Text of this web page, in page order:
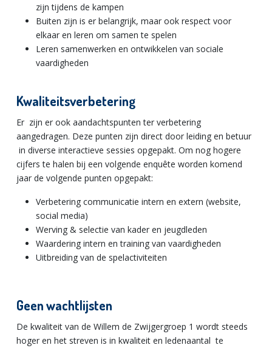
zijn tijdens de kampen
Buiten zijn is er belangrijk, maar ook respect voor
elkaar en leren om samen te spelen
Leren samenwerken en ontwikkelen van sociale
vaardigheden
Kwaliteitsverbetering
Er zijn er ook aandachtspunten ter verbetering
aangedragen. Deze punten zijn direct door leiding en betuur
in diverse interactieve sessies opgepakt. Om nog hogere
cijfers te halen bij een volgende enquête worden komend
jaar de volgende punten opgepakt:
Verbetering communicatie intern en extern (website,
social media)
Werving & selectie van kader en jeugdleden
Waardering intern en training van vaardigheden
Uitbreiding van de spelactiviteiten
Geen wachtlijsten
De kwaliteit van de Willem de Zwijgergroep 1 wordt steeds
hoger en het streven is in kwaliteit en ledenaantal te